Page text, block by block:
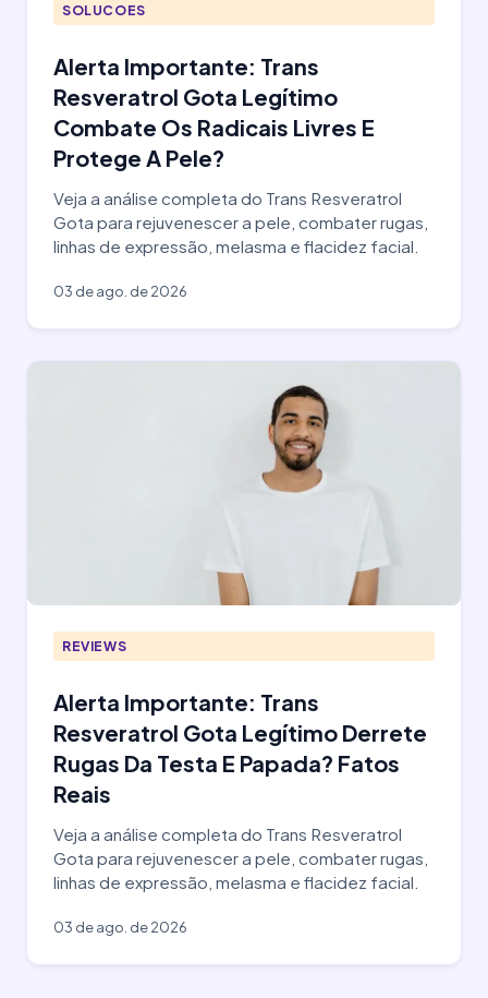
SOLUCOES
Alerta Importante: Trans
Resveratrol Gota Legítimo
Combate Os Radicais Livres E
Protege A Pele?
Veja a análise completa do Trans Resveratrol
Gota para rejuvenescer a pele, combater rugas,
linhas de expressão, melasma e flacidez facial.
03 de ago. de 2026
REVIEWS
Alerta Importante: Trans
Resveratrol Gota Legítimo Derrete
Rugas Da Testa E Papada? Fatos
Reais
Veja a análise completa do Trans Resveratrol
Gota para rejuvenescer a pele, combater rugas,
linhas de expressão, melasma e flacidez facial.
03 de ago. de 2026